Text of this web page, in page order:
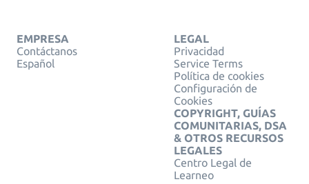
EMPRESA
Contáctanos
Español
LEGAL
Privacidad
Service Terms
Política de cookies
Configuración de
Cookies
COPYRIGHT, GUÍAS
COMUNITARIAS, DSA
& OTROS RECURSOS
LEGALES
Centro Legal de
Learneo